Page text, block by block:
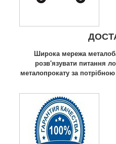
Широка мережа
розв'язувати питання
металопрокату за